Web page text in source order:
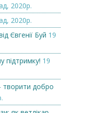
2020р.
2020р.
Євгенії Буй 19
підтримку! 19
творити добро